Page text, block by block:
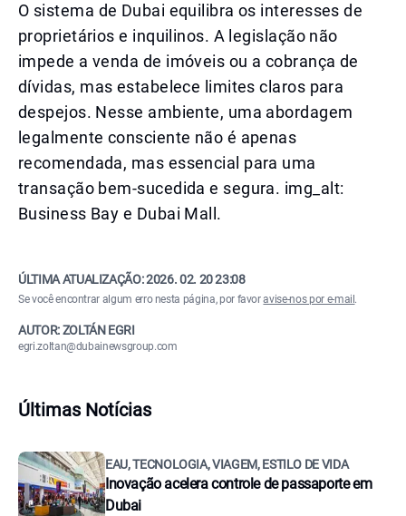
O sistema de Dubai equilibra os interesses de
proprietários e inquilinos. A legislação não
impede a venda de imóveis ou a cobrança de
dívidas, mas estabelece limites claros para
despejos. Nesse ambiente, uma abordagem
legalmente consciente não é apenas
recomendada, mas essencial para uma
transação bem-sucedida e segura. img_alt:
Business Bay e Dubai Mall.
ÚLTIMA ATUALIZAÇÃO:2026. 02. 20 23:08
Se você encontrar algum erro nesta página, por favoravise-nos por e-mail .
AUTOR: ZOLTÁN EGRI
egri.zoltan@dubainewsgroup.com
Últimas Notícias
EAU, TECNOLOGIA, VIAGEM, ESTILO DE VIDA
Inovação acelera controle de passaporte em
Dubai